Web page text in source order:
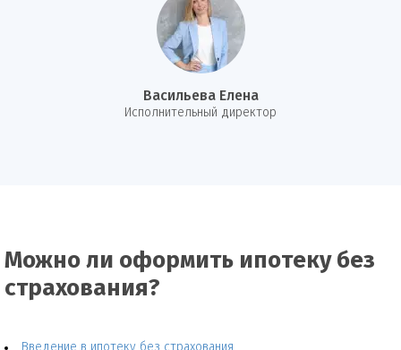
Васильева Елена
И сполнительный директор
Можно ли оформить ипотеку без
страхования?
Введение в ипотеку без страхования